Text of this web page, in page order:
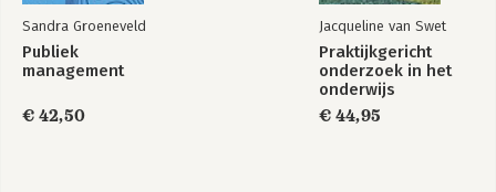
Sandra Groeneveld
Publiek
management
€ 42,50
Jacqueline van Swet
Praktijkgericht
onderzoek in het
onderwijs
€ 44,95